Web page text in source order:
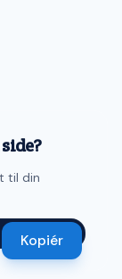
til din
Kopiér